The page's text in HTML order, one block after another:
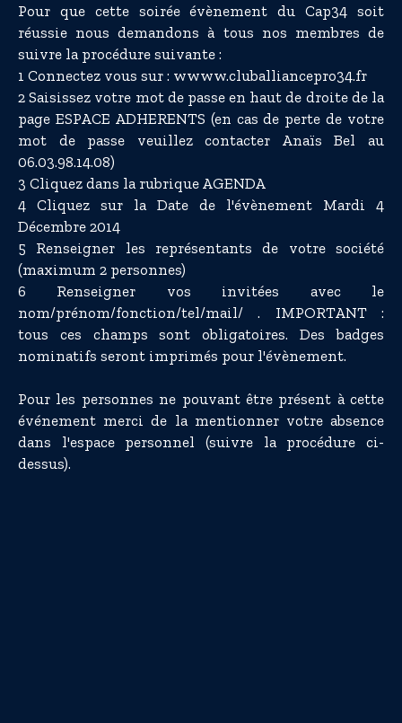
Pour que cette soirée évènement du Cap34 soit
réussie nous demandons à tous nos membres de
suivre la procédure suivante :
1 Connectez vous sur : wwww.cluballiancepro34.fr
2 Saisissez votre mot de passe en haut de droite de la
page ESPACE ADHERENTS (en cas de perte de votre
mot de passe veuillez contacter Anaïs Bel au
06.03.98.14.08)
3 Cliquez dans la rubrique AGENDA
4 Cliquez sur la Date de l'évènement Mardi 4
Décembre 2014
5 Renseigner les représentants de votre société
(maximum 2 personnes)
6 Renseigner vos invitées avec le
nom/prénom/fonction/tel/mail/ . IMPORTANT :
tous ces champs sont obligatoires. Des badges
nominatifs seront imprimés pour l'évènement.
Pour les personnes ne pouvant être présent à cette
événement merci de la mentionner votre absence
dans l'espace personnel (suivre la procédure ci-
dessus).